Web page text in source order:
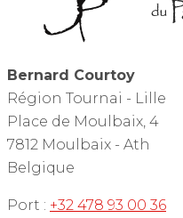
Bernard Courtoy
Région Tournai - Lille
Place de Moulbaix, 4
7812 Moulbaix - Ath
Belgique
Port : +32 478 93 00 36